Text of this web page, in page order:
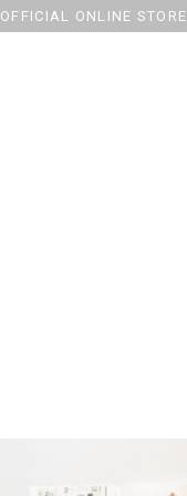
OFFICIAL ONLINE STORE